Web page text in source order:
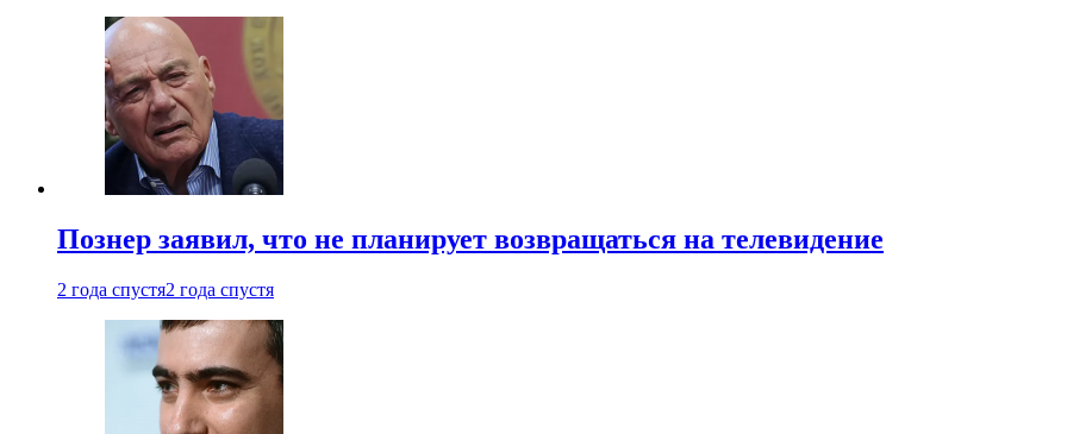
Познер заявил, что не планирует возвращаться на телевидение
2 года спустя2 года спустя